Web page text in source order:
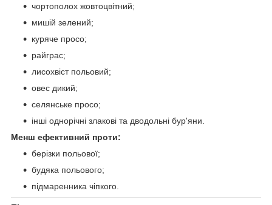
чортополох жовтоцвітний;
мишій зелений;
куряче просо;
райграс;
лисохвіст польовий;
овес дикий;
селянське просо;
інші однорічні злакові та дводольні бур'яни.
Менш ефективний проти:
берізки польової;
будяка польового;
підмаренника чіпкого.